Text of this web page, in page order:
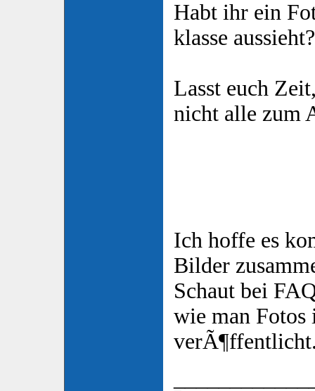
Habt ihr ein
klasse
Lasst euch
nicht alle zum
Ich hoffe es
Bilder
Schaut bei
wie man